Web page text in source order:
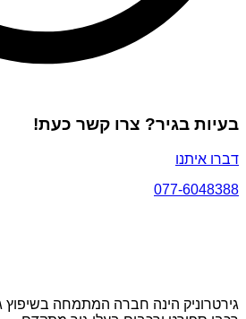
בעיות בגיר? צרו קשר כעת!
דברו איתנו
077-6048388
גירטרוניק הינה חברה המתמחה בשיפוץ